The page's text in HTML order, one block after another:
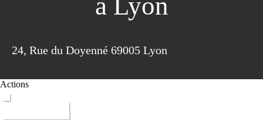
à Lyon
24, Rue du Doyenné 69005 Lyon
Actions